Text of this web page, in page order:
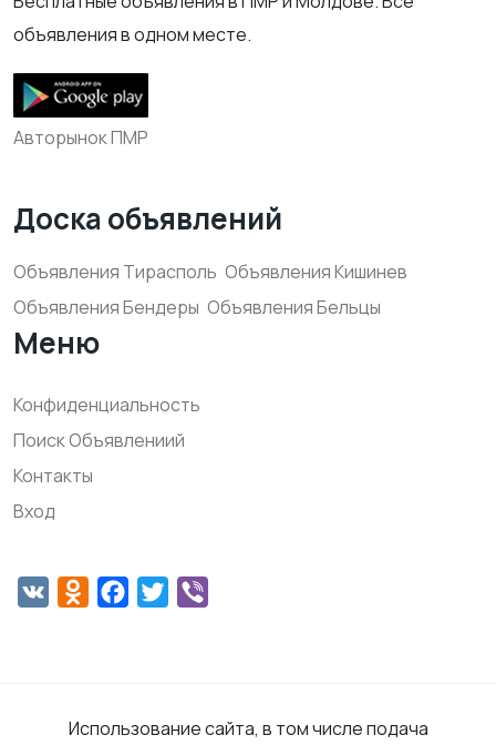
объявления в одном месте.
Авторынок ПМР
Доска объявлений
Объявления Тирасполь Объявления Кишинев
Объявления Бендеры Объявления Бельцы
Меню
Конфиденциальность
Поиск Объявлениий
Контакты
Вход
VK Odnoklassniki
Facebook
Twitter
Использование сайта, в том числе подача